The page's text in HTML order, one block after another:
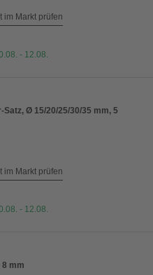
im Markt prüfen
- 12.08.
Ø 15/20/25/30/35 mm, 5
im Markt prüfen
- 12.08.
8 mm